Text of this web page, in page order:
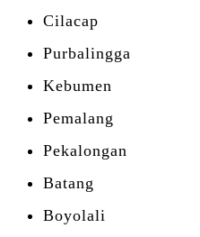
Cilacap
Purbalingga
Kebumen
Pemalang
Pekalongan
Batang
Boyolali